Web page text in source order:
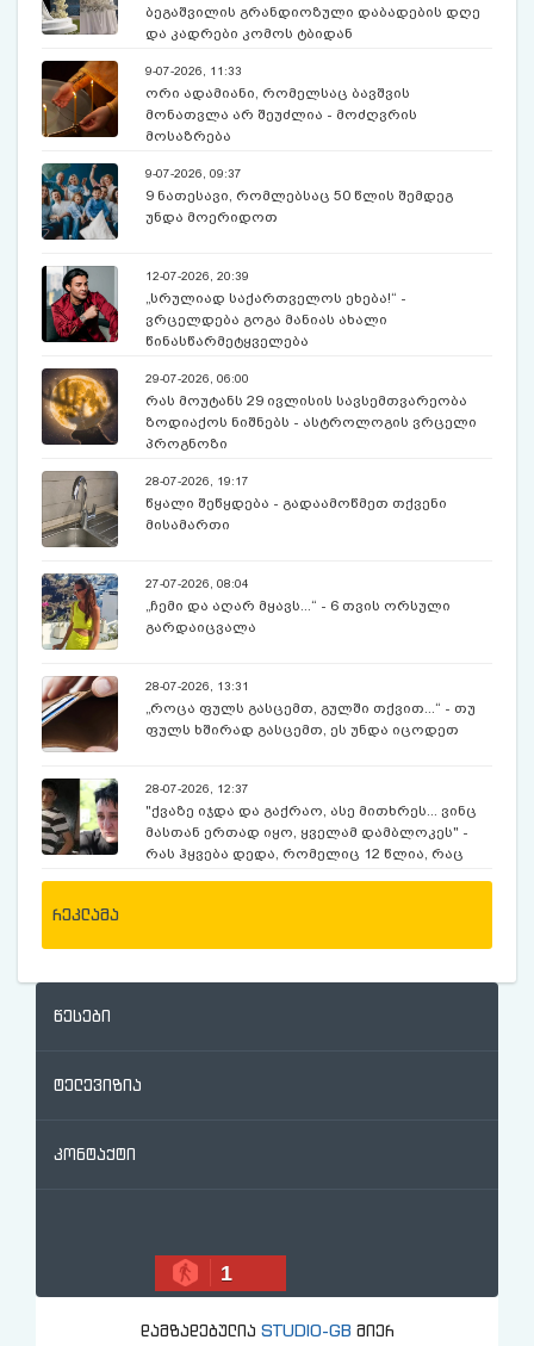
ბეგაშვილის გრანდიოზული დაბადების დღე
და კადრები კომოს ტბიდან
9-07-2026, 11:33
ორი ადამიანი, რომელსაც ბავშვის
მონათვლა არ შეუძლია - მოძღვრის
მოსაზრება
9-07-2026, 09:37
9 ნათესავი, რომლებსაც 50 წლის შემდეგ
უნდა მოერიდოთ
12-07-2026, 20:39
„სრულიად საქართველოს ეხება!“ -
ვრცელდება გოგა მანიას ახალი
წინასწარმეტყველება
29-07-2026, 06:00
რას მოუტანს 29 ივლისის სავსემთვარეობა
ზოდიაქოს ნიშნებს - ასტროლოგის ვრცელი
პროგნოზი
28-07-2026, 19:17
წყალი შეწყდება - გადაამოწმეთ თქვენი
მისამართი
27-07-2026, 08:04
„ჩემი და აღარ მყავს...“ - 6 თვის ორსული
გარდაიცვალა
28-07-2026, 13:31
„როცა ფულს გასცემთ, გულში თქვით...“ - თუ
ფულს ხშირად გასცემთ, ეს უნდა იცოდეთ
28-07-2026, 12:37
"ქვაზე იჯდა და გაქრაო, ასე მითხრეს... ვინც
მასთან ერთად იყო, ყველამ დამბლოკეს" -
რას ჰყვება დედა, რომელიც 12 წლია, რაც
რეკლამა
წესები
ტელევიზია
კონტაქტი
1
დამზადებულია STUDIO-GB მიერ